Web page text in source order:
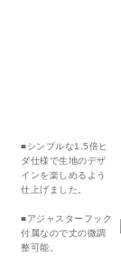
■シンプルな1.5倍ヒ
ダ仕様で生地のデザ
インを楽しめるよう
仕上げました。
■アジャスターフック
付属なので丈の微調
整可能。